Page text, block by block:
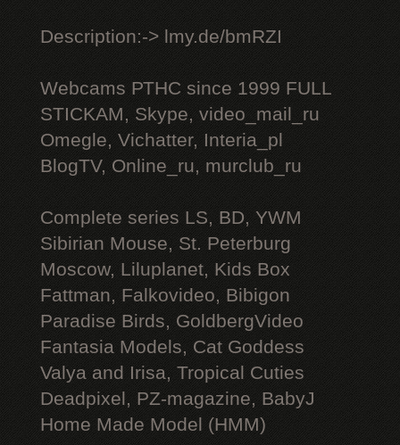
Description:-> lmy.de/bmRZI
Webcams РТНС since 1999 FULL
STICKAM, Skype, video_mail_ru
Omegle, Vichatter, Interia_pl
BlogTV, Online_ru, murclub_ru
Complete series LS, BD, YWM
Sibirian Mouse, St. Peterburg
Moscow, Liluplanet, Kids Box
Fattman, Falkovideo, Bibigon
Paradise Birds, GoldbergVideo
Fantasia Models, Cat Goddess
Valya and Irisa, Tropical Cuties
Deadpixel, PZ-magazine, BabyJ
Home Made Model (HMM)